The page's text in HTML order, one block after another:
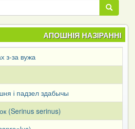
Пошук
Пошук
АПОШНІЯ НАЗІРАННІ
з-за вужа
і падзел здабычы
(Serinus serinus)